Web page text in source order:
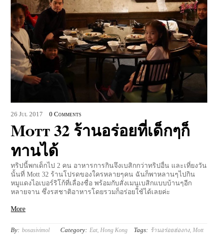
26 Jul 2017 0 Comments
Mott 32 ร้านอร่อยที่เด็กๆก็
ทานได้
ทริปนี้พกเด็กไป 2 คน อาหารการกินจึงเบสิกกว่าทริปอื่น และเที่ยงวัน
นั้นที่ Mott 32 ร้านโปรดของใครหลายๆคน ฉันก็พาหลานๆไปกิน
หมูแดงไอเบอร์ริโก้ที่เลื่องชื่อ พร้อมกับสั่งเมนูเบสิกแบบบ้านๆอีก
หลายจาน ซึ่งรสชาติอาหารโดยรวมก็อร่อยใช้ได้เลยค่ะ
More
By: bosasivimol Category: Eat,Hong Kong Tags: ร้านอร่อยฮ่องกง, Mott